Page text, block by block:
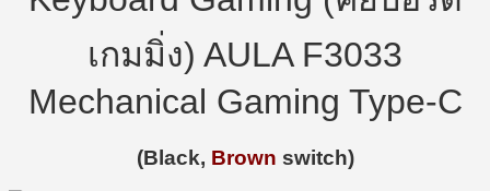
เกมมิ่ง) AULA F3033
Mechanical Gaming Type-C
(Black, Brown switch)